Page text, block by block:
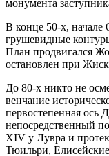
монумента
В конце 50-х, начале
грушевидные
План продвигался
остановлен при
До 80-х никто не
венчание
первостепенная ось
непосредственный
XIV у Лувра и
Тюильри,